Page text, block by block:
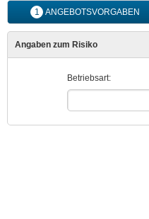
1 ANGEBOTSVORGABEN
Angaben zum Risiko
Betriebsart: